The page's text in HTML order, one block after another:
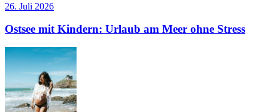
26. Juli 2026
Ostsee mit Kindern: Urlaub am Meer ohne Stress